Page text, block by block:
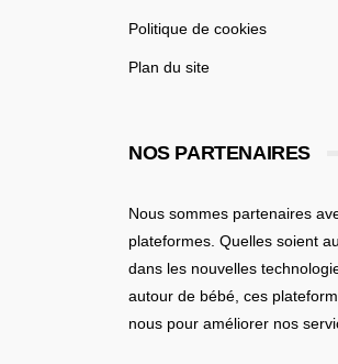
Politique de cookies
Plan du site
NOS PARTENAIRES
Nous sommes partenaires
plateformes. Quelles soient
dans les nouvelles
autour de bébé , ces
nous pour améliorer nos